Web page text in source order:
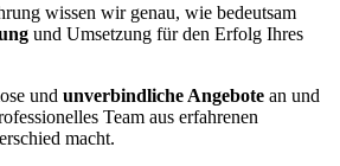
wissen wir genau, wie bedeutsam
und Umsetzung für den Erfolg Ihres
und unverbindliche Angebote an und
Team aus erfahrenen
macht.